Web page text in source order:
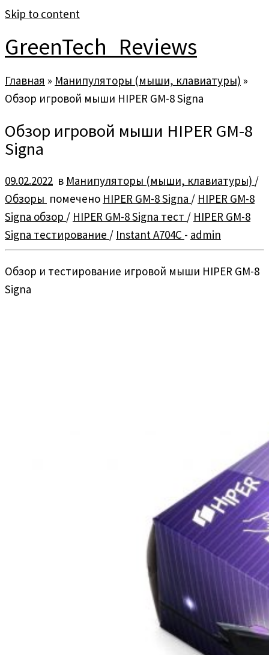
Skip to content
GreenTech_Reviews
Главная » Манипуляторы (мыши, клавиатуры) »
Обзор игровой мыши HIPER GM-8 Signa
Обзор игровой мыши HIPER GM-8
Signa
09.02.2022 в Манипуляторы (мыши, клавиатуры) /
Обзоры помечено HIPER GM-8 Signa / HIPER GM-8
Signa обзор / HIPER GM-8 Signa тест / HIPER GM-8
Signa тестирование / Instant A704C - admin
Обзор и тестирование игровой мыши HIPER GM-8
Signa